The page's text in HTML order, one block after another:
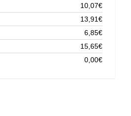
10,07€
13,91€
6,85€
15,65€
0,00€